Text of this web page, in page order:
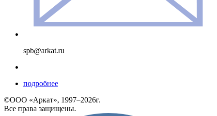
spb@arkat.ru
подробнее
©ООО «Аркат», 1997–2026г.
Все права защищены.